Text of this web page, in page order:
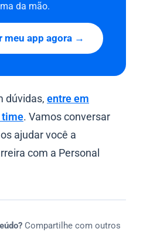
da mão.
meu app agora →
dúvidas, entre em
time. Vamos conversar
ajudar você a
com a Personal
Compartilhe com outros